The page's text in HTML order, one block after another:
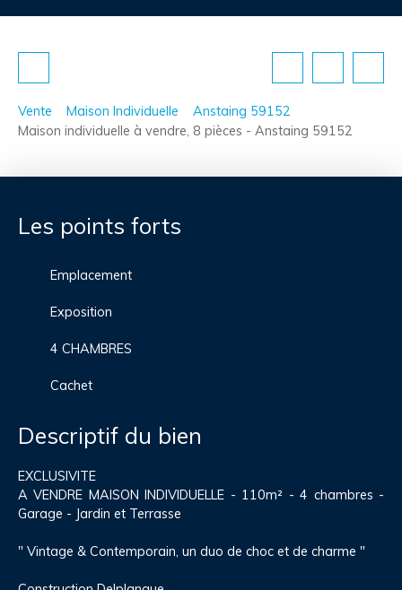
Vente Maison Individuelle
Anstaing 59152
Maison individuelle à vendre, 8 pièces - Anstaing 59152
Les points forts
Emplacement
Exposition
4 CHAMBRES
Cachet
Descriptif du bien
EXCLUSIVITE
A VENDRE MAISON INDIVIDUELLE - 110m² - 4 chambres -
Garage - Jardin et Terrasse
" Vintage & Contemporain, un duo de choc et de charme "